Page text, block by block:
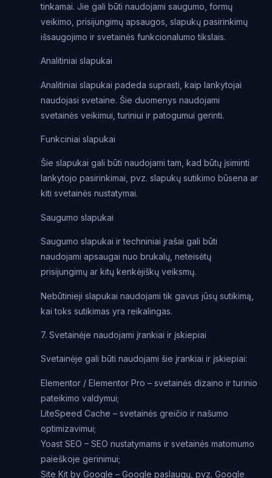
tinkamai. Jie gali būti naudojami saugumo, formų
veikimo, prisijungimų apsaugos, slapukų pasirinkimų
išsaugojimo ir svetainės funkcionalumo tikslais.
Analitiniai slapukai
Analitiniai slapukai padeda suprasti, kaip lankytojai
naudojasi svetaine. Šie duomenys naudojami
svetainės veikimui, turiniui ir patogumui gerinti.
Funkciniai slapukai
Šie slapukai gali būti naudojami tam, kad būtų įsiminti
lankytojo pasirinkimai, pvz. slapukų sutikimo būsena ar
kiti svetainės nustatymai.
Saugumo slapukai
Saugumo slapukai ir techniniai įrašai gali būti
naudojami apsaugai nuo brukalų, neteisėtų
prisijungimų ar kitų kenkėjiškų veiksmų.
Nebūtinieji slapukai naudojami tik gavus jūsų sutikimą,
kai toks sutikimas yra reikalingas.
7. Svetainėje naudojami įrankiai ir įskiepiai
Svetainėje gali būti naudojami šie įrankiai ir įskiepiai:
Elementor / Elementor Pro – svetainės dizaino ir turinio
pateikimo valdymui;
LiteSpeed Cache – svetainės greičio ir našumo
optimizavimui;
Yoast SEO – SEO nustatymams ir svetainės matomumo
paieškoje gerinimui;
Site Kit by Google – Google paslaugų, pvz. Google